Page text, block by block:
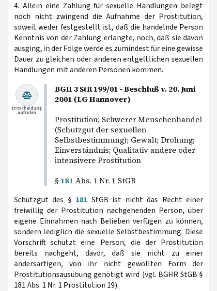
4. Allein eine Zahlung für sexuelle Handlungen belegt
noch nicht zwingend die Aufnahme der Prostitution,
soweit weder festgestellt ist, daß die handelnde Person
Kenntnis von der Zahlung erlangte, noch, daß sie davon
ausging, in der Folge werde es zumindest für eine gewisse
Dauer zu gleichen oder anderen entgeltlichen sexuellen
Handlungen mit anderen Personen kommen.
BGH 3 StR 199/01 - Beschluß v. 20. Juni
2001 (LG Hannover)
Prostitution; Schwerer Menschenhandel
(Schutzgut der sexuellen
Selbstbestimmung); Gewalt; Drohung;
Einverständnis; Qualitativ andere oder
intensivere Prostitution
§ 181 Abs. 1 Nr. 1 StGB
Entscheidung
aufrufen
Schutzgut des § 181 StGB ist nicht das Recht einer
freiwillig der Prostitution nachgehenden Person, über
eigene Einnahmen nach Belieben verfügen zu können,
sondern lediglich die sexuelle Selbstbestimmung. Diese
Vorschrift schützt eine Person, die der Prostitution
bereits nachgeht, davor, daß sie nicht zu einer
andersartigen, von ihr nicht gewollten Form der
Prostitutionsausübung genötigt wird (vgl. BGHR StGB §
181 Abs. 1 Nr. 1 Prostitution 19).